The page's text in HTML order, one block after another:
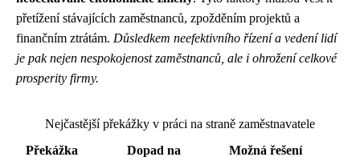
přetížení stávajících zaměstnanců, zpožděním projektů a
finančním ztrátám. Důsledkem neefektivního řízení a vedení lidí
je pak nejen nespokojenost zaměstnanců, ale i ohrožení celkové
prosperity firmy.
Nejčastější překážky v práci na straně zaměstnavatele
Překážka
Dopad na
Možná řešení